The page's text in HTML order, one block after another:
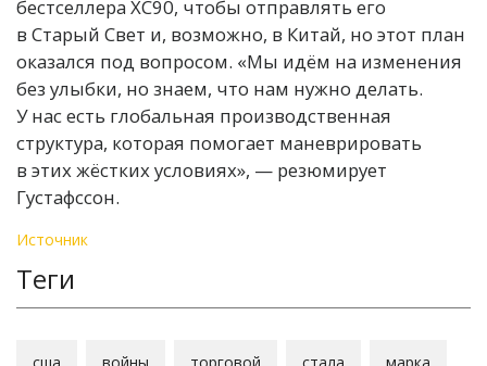
бестселлера XC90, чтобы отправлять его
в Старый Свет и, возможно, в Китай, но этот план
оказался под вопросом. «Мы идём на изменения
без улыбки, но знаем, что нам нужно делать.
У нас есть глобальная производственная
структура, которая помогает маневрировать
в этих жёстких условиях», — резюмирует
Густафссон.
Источник
Теги
сша войны торговой стала марка